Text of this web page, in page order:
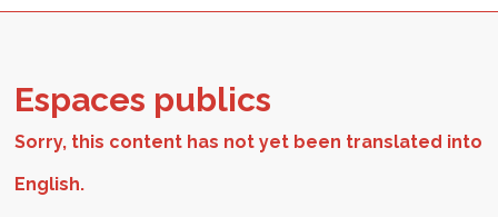
Es­paces publics